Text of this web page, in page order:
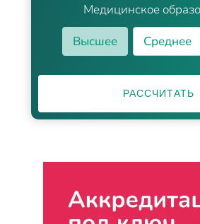
Медицинское
Высшее
Среднее
РАССЧИТАТЬ